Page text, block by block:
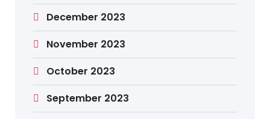
December 2023
November 2023
October 2023
September 2023